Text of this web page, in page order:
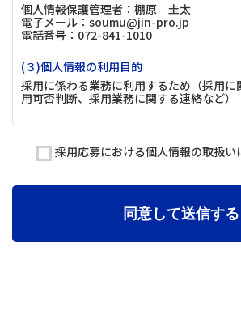
個人情報保護管理者：棚原 圭太
電子メール：soumu@jin-pro.jp
電話番号：072-841-1010
(３)個人情報の利用目的
採用に係わる業務に利用するため（採用に
用可否判断、採用業務に関する連絡など）
(４)個人情報の第三者提供について
取得した個人情報は法令等による場合を除
ることはありません。
取得した個人情報の取扱いの全部又は、一
採用応募における個人情報の取扱い
同意して送信する